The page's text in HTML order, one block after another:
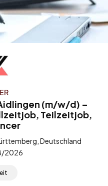
(m/w/d) –
Teilzeitjob,
Deutschland
2026